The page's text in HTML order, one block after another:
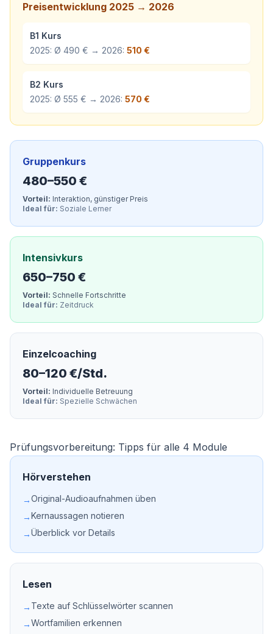
Preisentwicklung 2025 → 2026
B1 Kurs
2025: Ø 490 € → 2026: 510 €
B2 Kurs
2025: Ø 555 € → 2026: 570 €
Gruppenkurs
480–550 €
Vorteil: Interaktion, günstiger Preis
Ideal für: Soziale Lerner
Intensivkurs
650–750 €
Vorteil: Schnelle Fortschritte
Ideal für: Zeitdruck
Einzelcoaching
80–120 €/Std.
Vorteil: Individuelle Betreuung
Ideal für: Spezielle Schwächen
Prüfungsvorbereitung: Tipps für alle 4 Module
Hörverstehen
→Original-Audioaufnahmen üben
→Kernaussagen notieren
→Überblick vor Details
Lesen
→ Texte auf Schlüsselwörter scannen
→Wortfamilien erkennen